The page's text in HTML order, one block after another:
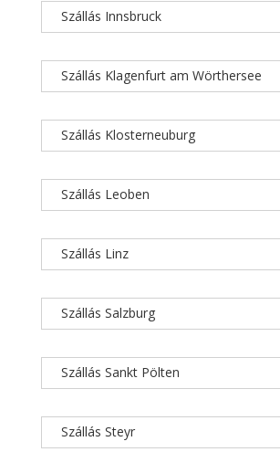
Szállás Innsbruck
Szállás Klagenfurt am Wörthersee
Szállás Klosterneuburg
Szállás Leoben
Szállás Linz
Szállás Salzburg
Szállás Sankt Pölten
Szállás Steyr